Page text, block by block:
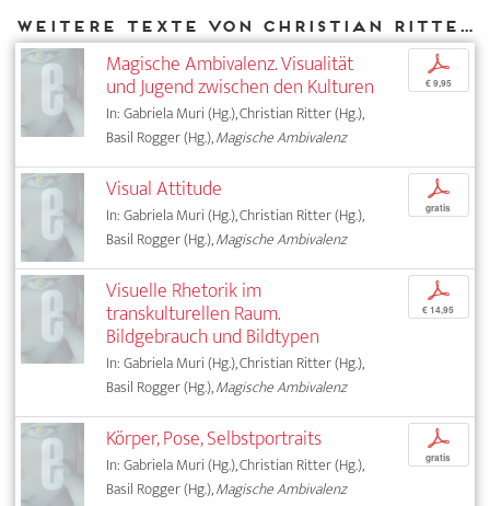
Weitere Texte von Christian Ritter bei DIAPHANES
Magische Ambivalenz. Visualität
und Jugend zwischen den Kulturen
In: Gabriela Muri (Hg.), Christian Ritter (Hg.),
Basil Rogger (Hg.),Magische Ambivalenz
p
€ 9,95
Visual Attitude
In: Gabriela Muri (Hg.), Christian Ritter (Hg.),
Basil Rogger (Hg.),Magische Ambivalenz
p
gratis
Visuelle Rhetorik im
transkulturellen Raum.
Bildgebrauch und Bildtypen
In: Gabriela Muri (Hg.), Christian Ritter (Hg.),
Basil Rogger (Hg.),Magische Ambivalenz
p
€ 14,95
Körper, Pose, Selbstportraits
In: Gabriela Muri (Hg.), Christian Ritter (Hg.),
Basil Rogger (Hg.),Magische Ambivalenz
p
gratis